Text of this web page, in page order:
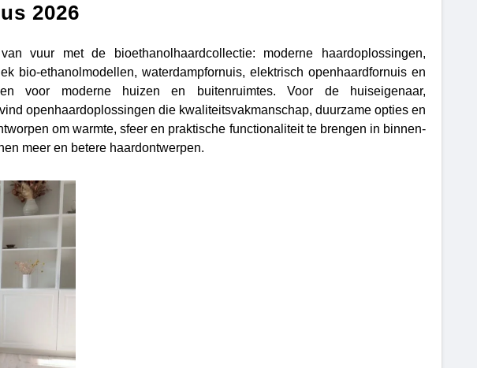
2026
vuur met de bioethanolhaardcollectie: moderne haardoplossingen,
bio-ethanolmodellen, waterdampfornuis, elektrisch openhaardfornuis en
voor moderne huizen en buitenruimtes. Voor de huiseigenaar,
openhaardoplossingen die kwaliteitsvakmanschap, duurzame opties en
om warmte, sfeer en praktische functionaliteit te brengen in binnen-
meer en betere haardontwerpen.